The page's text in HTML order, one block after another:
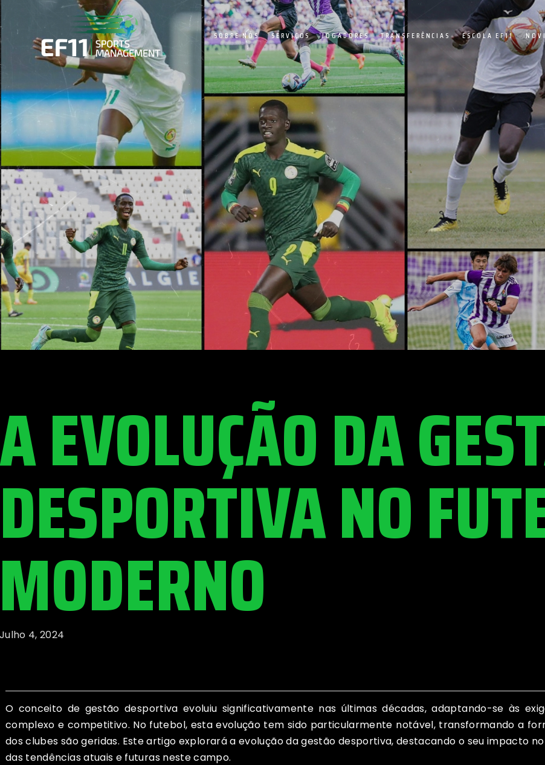
SOBRE NÓS SERVIÇOS JOGADORES TRANSFERÊNCIAS ESCOLA EF11
A EVOLUÇÃO DA
DESPORTIVA NO
MODERNO
Julho 4, 2024
O conceito de gestão desportiva evoluiu significativamente nas últimas décadas, adaptando-se às
complexo e competitivo. No futebol, esta evolução tem sido particularmente notável, transformando a
dos clubes são geridas. Este artigo explorará a evolução da gestão desportiva, destacando o seu impacto
das tendências atuais e futuras neste campo.